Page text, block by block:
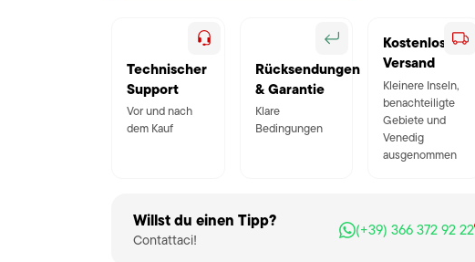
Technischer
Support
Vor und nach
dem Kauf
Rücksendungen
& Garantie
Klare
Bedingungen
Kostenloser
Versand
Kleinere Inseln,
benachteiligte
Gebiete und
Venedig
ausgenommen
Willst du einen Tipp?
Contattaci!
(+39) 366 372 92 22